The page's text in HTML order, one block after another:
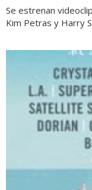
Se estrenan
Kim Petras y Harry